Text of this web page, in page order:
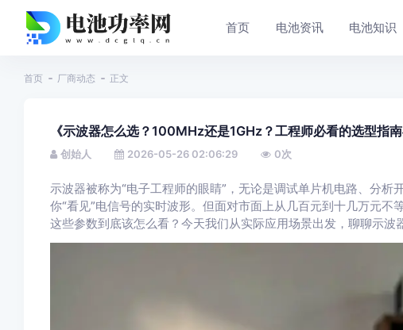
首页 电池资讯 电池知识
首页 厂商动态 正文
《示波器怎么选？100MHz还是1GHz？工程师必看的选型指南
创始人 2026-05-26 02:06:29 0次
示波器被称为“电子工程师的眼睛”，无论是调试单片机电路、分
你“看见”电信号的实时波形。但面对市面上从几百元到十几万元
这些参数到底该怎么看？今天我们从实际应用场景出发，聊聊示波